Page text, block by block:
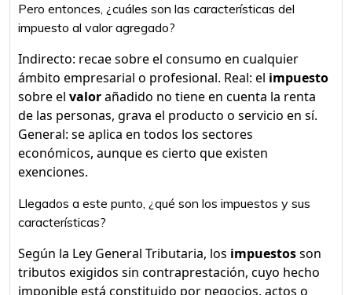
Pero entonces, ¿cuáles son las características del
impuesto al valor agregado?
Indirecto: recae sobre el consumo en cualquier
ámbito empresarial o profesional. Real: el impuesto
sobre el valorañadido no tiene en cuenta la renta
de las personas, grava el producto o servicio en sí.
General: se aplica en todos los sectores
económicos, aunque es cierto que existen
exenciones.
Llegados a este punto, ¿qué son los impuestos y sus
características?
Según la Ley General Tributaria, los impuestosson
tributos exigidos sin contraprestación, cuyo hecho
imponible está constituido por negocios, actos o